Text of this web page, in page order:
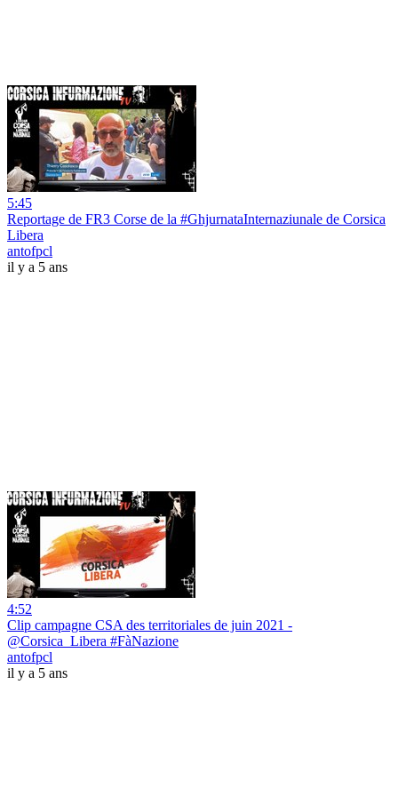
5:45
Reportage de FR3 Corse de la #GhjurnataInternaziunale de Corsica
Libera
antofpcl
il y a 5 ans
4:52
Clip campagne CSA des territoriales de juin 2021 -
@Corsica_Libera #FàNazione
antofpcl
il y a 5 ans